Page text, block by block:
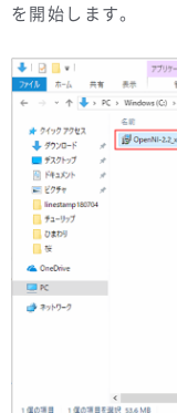
を開始します。